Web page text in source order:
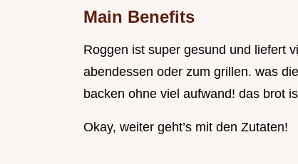
Main Benefits
Roggen ist super gesund und liefert
abendessen oder zum grillen. was
backen ohne viel aufwand! das brot
Okay, weiter geht’s mit den Zutaten!